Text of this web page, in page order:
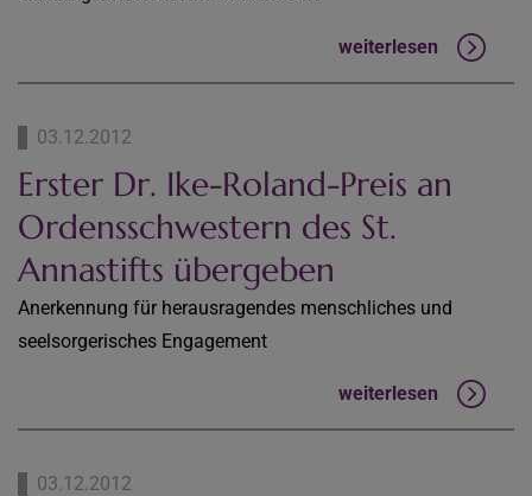
weiterlesen
03.12.2012
Erster Dr. Ike-Roland-Preis an
Ordensschwestern des St.
Annastifts übergeben
Anerkennung für herausragendes menschliches und
seelsorgerisches Engagement
weiterlesen
03.12.2012